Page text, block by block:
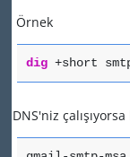
Örnek
dig +short
DNS'niz